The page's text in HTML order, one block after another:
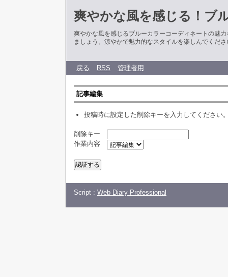
爽やかな風を感じる！ブ
爽やかな風を感じるブルーカラーコーディネートの魅
ましょう。涼やかで魅力的なスタイルを楽しんでくださ
戻る RSS 管理者用
記事編集
投稿時に設定した削除キーを入力してください
削除キー
作業内容
Script : Web Diary Professional